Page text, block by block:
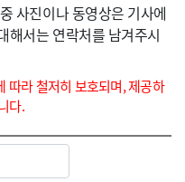
사진이나 동영상은 기사에
해서는 연락처를 남겨주시
따라 철저히 보호되며, 제공하
다.